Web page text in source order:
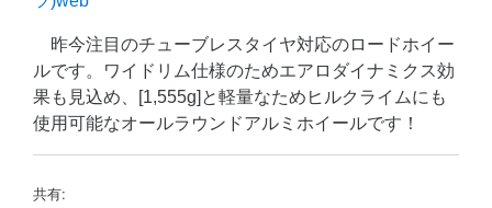
昨今注目のチューブレスタイヤ対応のロードホイー
ルです。ワイドリム仕様のためエアロダイナミクス効
果も見込め、[1,555g]と軽量なためヒルクライムにも
使用可能なオールラウンドアルミホイールです！
共有: